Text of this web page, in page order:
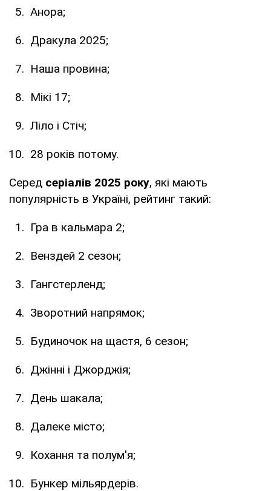
Анора;
Дракула 2025;
Наша провина;
Мікі 17;
Ліло і Стіч;
28 років потому.
Серед серіалів 2025 року, які мають
популярність в Україні, рейтинг такий:
Гра в кальмара 2;
Венздей 2 сезон;
Гангстерленд;
Зворотний напрямок;
Будиночок на щастя, 6 сезон;
Джінні і Джорджія;
День шакала;
Далеке місто;
Кохання та полум'я;
Бункер мільярдерів.